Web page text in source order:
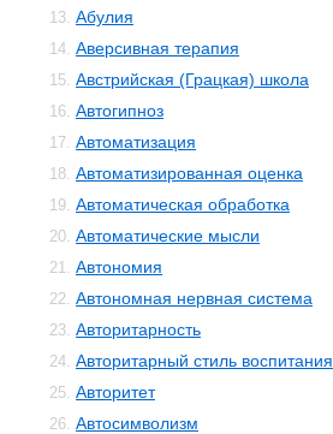
13. Абулия
14. Аверсивная терапия
15. Австрийская (Грацкая) школа
16. Автогипноз
17. Автоматизация
18. Автоматизированная оценка
19. Автоматическая обработка
20. Автоматические мысли
21. Автономия
22. Автономная нервная система
23. Авторитарность
24. Авторитарный стиль воспитания
25. Авторитет
26. Автосимволизм